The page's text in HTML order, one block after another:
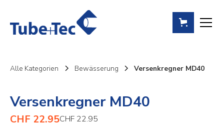
Alle Kategorien Bewässerung Versenkregner MD40
Versenkregner MD40
CHF 22.95CHF 22.95